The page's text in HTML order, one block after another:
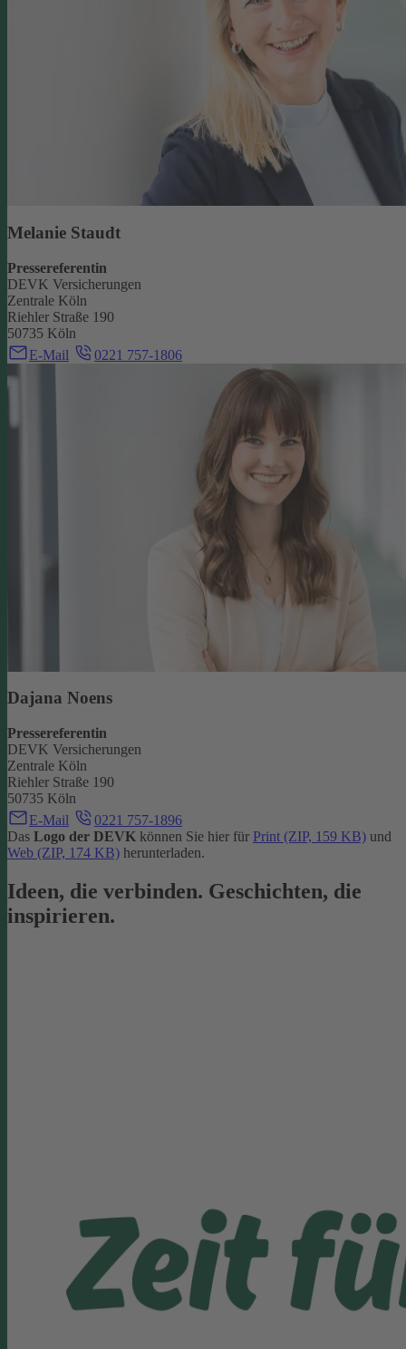
Melanie Staudt
Pressereferentin
DEVK Versicherungen
Zentrale Köln
Riehler Straße 190
50735 Köln
E-Mail
0221 757-1806
Dajana Noens
Pressereferentin
DEVK Versicherungen
Zentrale Köln
Riehler Straße 190
50735 Köln
E-Mail
0221 757-1896
Das Logo der DEVK können Sie hier für Print (ZIP, 159 KB) und
Web (ZIP, 174 KB) herunterladen.
Ideen, die verbinden. Geschichten, die
inspirieren.